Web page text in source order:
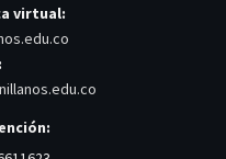
virtual: